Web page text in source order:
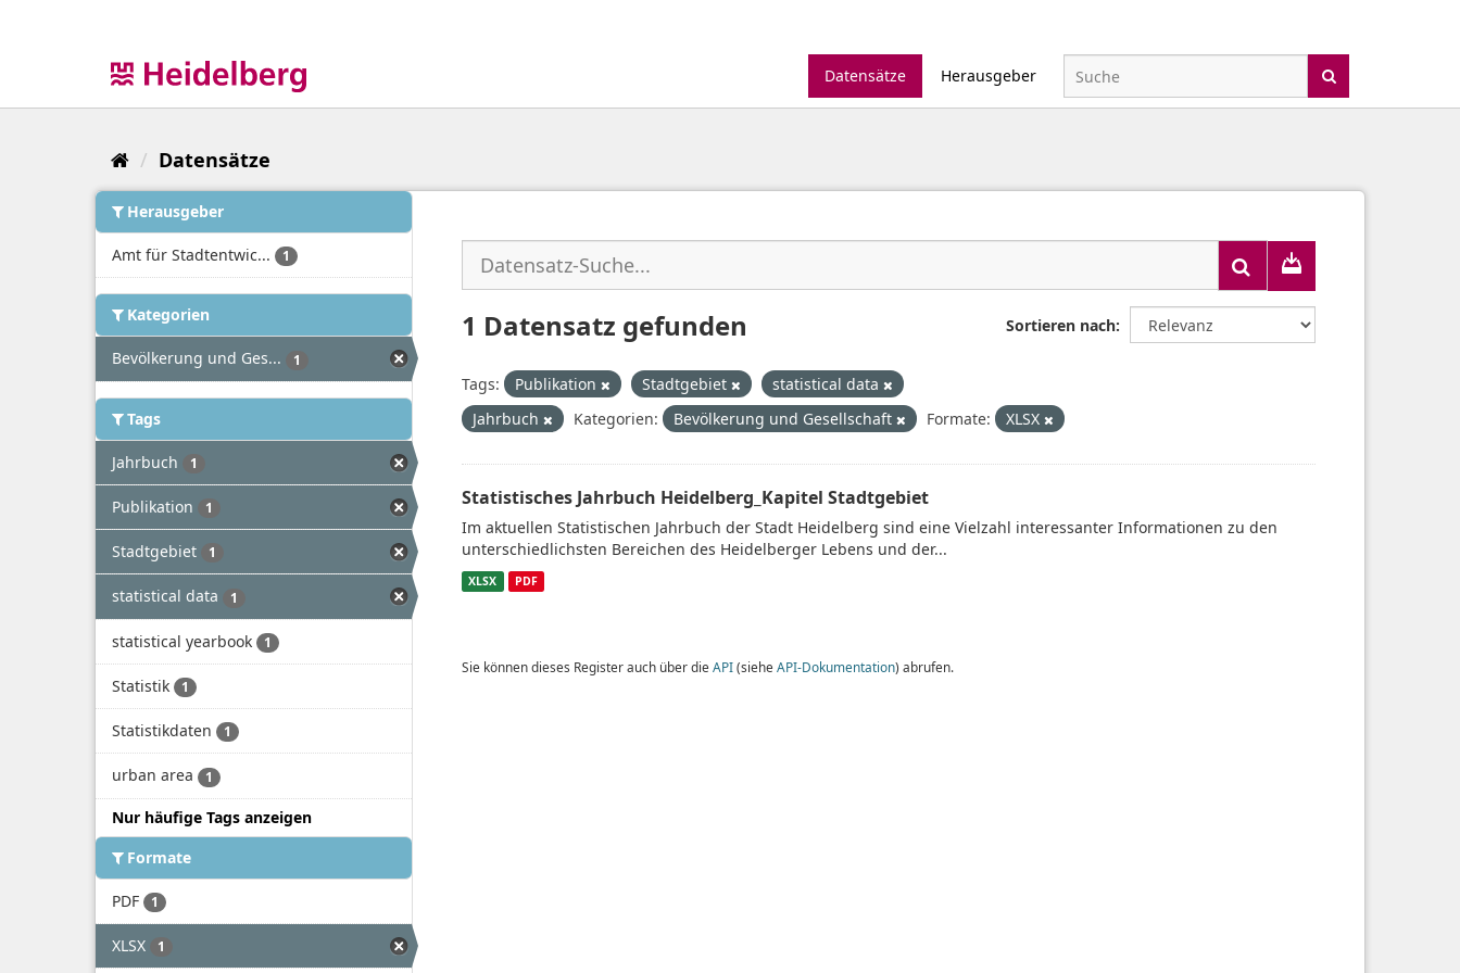
Datensätze
Herausgeber
Datensätze
Herausgeber
Amt für Stadtentwic... 1
Kategorien
Bevölkerung und Ges... 1
Tags
Jahrbuch 1
Publikation 1
Stadtgebiet 1
statistical data 1
statistical yearbook 1
Statistik 1
Statistikdaten 1
urban area 1
Nur häufige Tags anzeigen
Formate
PDF 1
XLSX 1
Sortieren nach
1 Datensatz gefunden
Tags: Publikation Stadtgebiet
statistical data
Jahrbuch
Kategorien: Bevölkerung und Gesellschaft Formate: XLSX
Statistisches Jahrbuch Heidelberg_Kapitel Stadtgebiet
Im aktuellen Statistischen Jahrbuch der Stadt Heidelberg sind eine Vielzahl interessanter Informationen zu den
unterschiedlichsten Bereichen des Heidelberger Lebens und der...
XLSX PDF
Sie können dieses Register auch über die API(siehe API-Dokumentation) abrufen.